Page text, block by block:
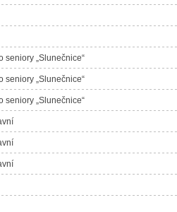
seniory „Slunečnice“
seniory „Slunečnice“
seniory „Slunečnice“